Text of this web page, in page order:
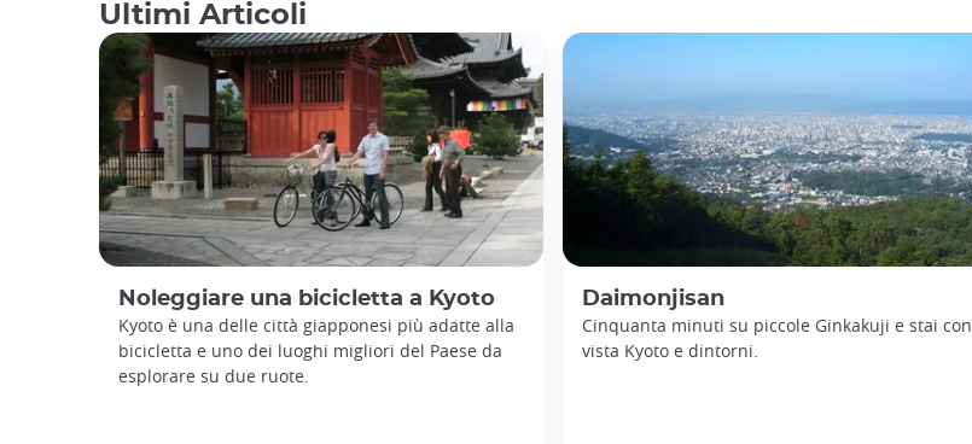
Ultimi Articoli
Noleggiare una bicicletta a Kyoto
Kyoto è una delle città giapponesi più adatte alla
bicicletta e uno dei luoghi migliori del Paese da
esplorare su due ruote.
Daimonjisan
Cinquanta minuti su piccole Ginkakuji e stai con
vista Kyoto e dintorni.